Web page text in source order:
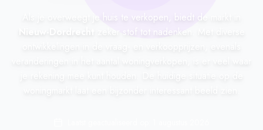
Als je overweegt je huis te verkopen, biedt de markt in
zeker stof tot nadenken. Met diverse